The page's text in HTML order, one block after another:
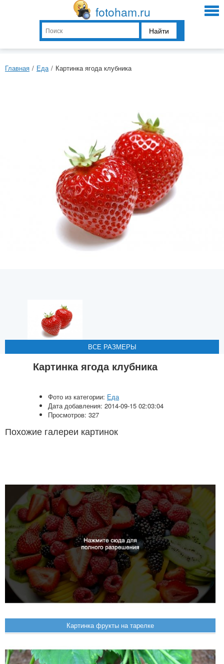
fotoham.ru
Найти
Главная / Еда / Картинка ягода клубника
ВСЕ РАЗМЕРЫ
ВСЕ РАЗМЕРЫ
ВСЕ РАЗМЕРЫ
ВСЕ РАЗМЕРЫ
ВСЕ РАЗМЕРЫ
Картинка ягода клубника
Фото из категории: Еда
Дата добавления: 2014-09-15 02:03:04
Просмотров: 327
Похожие галереи картинок
Картинка фрукты на тарелке